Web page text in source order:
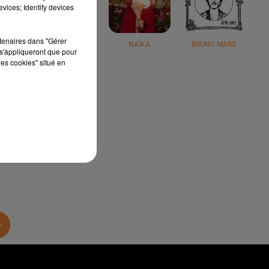
JÉRÉMY FREROT NAÏKA BRUNO MARS
Identify devices
dans "Gérer
que pour
cookies" situé en